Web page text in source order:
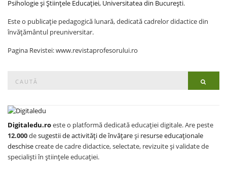
Psihologie și Științele Educației, Universitatea din București.
Este o publicație pedagogică lunară, dedicată cadrelor didactice din
învățământul preuniversitar.
Pagina Revistei: www.revistaprofesorului.ro
for:
Digitaledu.roeste o platformă dedicată educației digitale. Are peste
12.000desugestii de activități de învățareși resurse educaționale
deschisecreate de cadre didactice, selectate, revizuite și validate de
specialiști în științele educației.